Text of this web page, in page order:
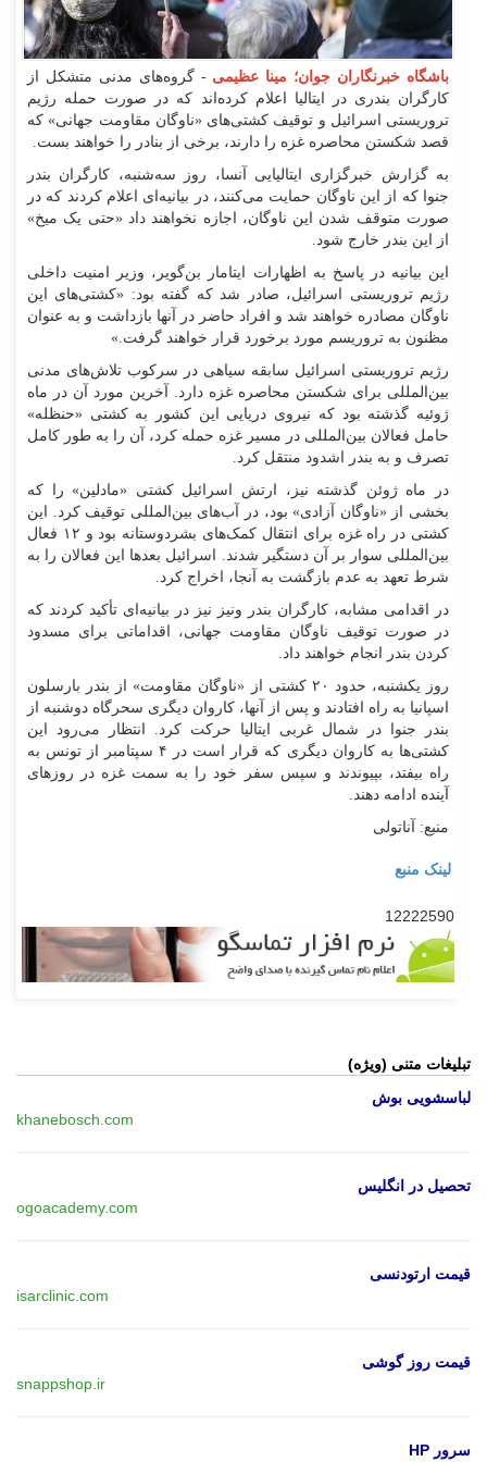
باشگاه خبرنگاران جوان؛ مینا عظیمی - گروه‌های مدنی متشکل از
کارگران بندری در ایتالیا اعلام کرده‌اند که در صورت حمله رژیم
تروریستی اسرائیل و توقیف کشتی‌های «ناوگان مقاومت جهانی» که
قصد شکستن محاصره غزه را دارند، برخی از بنادر را خواهند بست.
به گزارش خبرگزاری ایتالیایی آنسا، روز سه‌شنبه، کارگران بندر
جنوا که از این ناوگان حمایت می‌کنند، در بیانیه‌ای اعلام کردند که در
صورت متوقف شدن این ناوگان، اجازه نخواهند داد «حتی یک میخ»
از این بندر خارج شود.
این بیانیه در پاسخ به اظهارات ایتامار بن‌گویر، وزیر امنیت داخلی
رژیم تروریستی اسرائیل، صادر شد که گفته بود: «کشتی‌های این
ناوگان مصادره خواهند شد و افراد حاضر در آنها بازداشت و به عنوان
مظنون به تروریسم مورد برخورد قرار خواهند گرفت.»
رژیم تروریستی اسرائیل سابقه سیاهی در سرکوب تلاش‌های مدنی
بین‌المللی برای شکستن محاصره غزه دارد. آخرین مورد آن در ماه
ژوئیه گذشته بود که نیروی دریایی این کشور به کشتی «حنظله»
حامل فعالان بین‌المللی در مسیر غزه حمله کرد، آن را به طور کامل
تصرف و به بندر اشدود منتقل کرد.
در ماه ژوئن گذشته نیز، ارتش اسرائیل کشتی «مادلین» را که
بخشی از «ناوگان آزادی» بود، در آب‌های بین‌المللی توقیف کرد. این
کشتی در راه غزه برای انتقال کمک‌های بشردوستانه بود و ۱۲ فعال
بین‌المللی سوار بر آن دستگیر شدند. اسرائیل بعد‌ها این فعالان را به
شرط تعهد به عدم بازگشت به آنجا، اخراج کرد.
در اقدامی مشابه، کارگران بندر ونیز نیز در بیانیه‌ای تأکید کردند که
در صورت توقیف ناوگان مقاومت جهانی، اقداماتی برای مسدود
کردن بندر انجام خواهند داد.
روز یکشنبه، حدود ۲۰ کشتی از «ناوگان مقاومت» از بندر بارسلون
اسپانیا به راه افتادند و پس از آنها، کاروان دیگری سحرگاه دوشنبه از
بندر جنوا در شمال غربی ایتالیا حرکت کرد. انتظار می‌رود این
کشتی‌ها به کاروان دیگری که قرار است در ۴ سپتامبر از تونس به
راه بیفتد، بپیوندند و سپس سفر خود را به سمت غزه در روز‌های
آینده ادامه دهند.
منبع: آناتولی
لینک منبع
12222590
تبلیغات متنی (ویژه)
لباسشویی بوش
khanebosch.com
تحصیل در انگلیس
ogoacademy.com
قیمت ارتودنسی
isarclinic.com
قیمت روز گوشی
snappshop.ir
سرور HP